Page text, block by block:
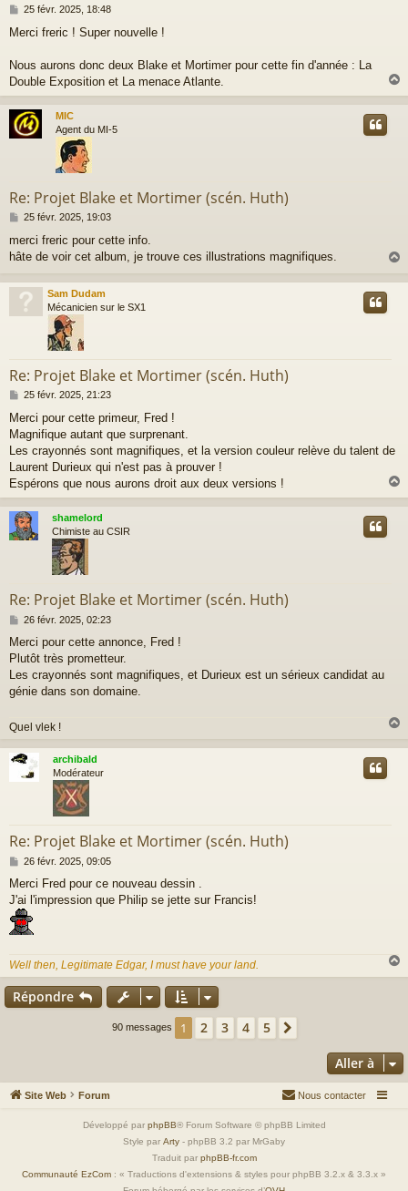
M
s
a
25 févr. 2025, 18:48
Merci freric ! Super nouvelle !
Nous aurons donc deux Blake et Mortimer pour cette fin d'année : La
Double Exposition et La menace Atlante.
a
MIC
Agent du MI-5
Re: Projet Blake et Mortimer (scén. Huth)
M
s
s
g
e
25 févr. 2025, 19:03
merci freric pour cette info.
hâte de voir cet album, je trouve ces illustrations magnifiques.
u
Sam Dudam
Mécanicien sur le SX1
Re: Projet Blake et Mortimer (scén. Huth)
M
s
s
a
g
25 févr. 2025, 21:23
Merci pour cette primeur, Fred !
Magnifique autant que surprenant.
Les crayonnés sont magnifiques, et la version couleur relève du talent de
Laurent Durieux qui n'est pas à prouver !
Espérons que nous aurons droit aux deux versions !
a
shamelord
Chimiste au CSIR
Re: Projet Blake et Mortimer (scén. Huth)
M
s
s
a
g
26 févr. 2025, 02:23
Merci pour cette annonce, Fred !
Plutôt très prometteur.
Les crayonnés sont magnifiques, et Durieux est un sérieux candidat au
génie dans son domaine.
Quel vlek !
u
archibald
Modérateur
Re: Projet Blake et Mortimer (scén. Huth)
M
s
s
a
g
26 févr. 2025, 09:05
Merci Fred pour ce nouveau dessin .
J'ai l'impression que Philip se jette sur Francis!
Well then, Legitimate Edgar, I must have your land.
a
Répondre
90 messages 1 2 3 4 5
Aller à
Site Web Forum Nous contacter
Développé par phpBB® Forum Software © phpBB Limited
Style par Arty - phpBB 3.2 par MrGaby
Traduit par phpBB-fr.com
Communauté EzCom : « Traductions d'extensions & styles pour phpBB 3.2.x & 3.3.x »